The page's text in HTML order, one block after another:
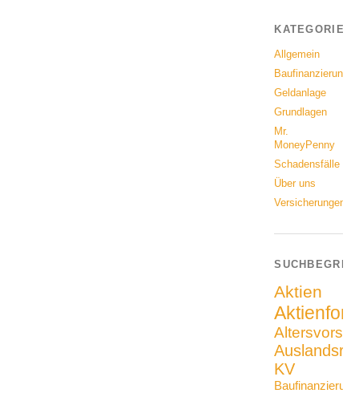
KATEGORIEN
Allgemein
Baufinanzierung
Geldanlage
Grundlagen
Mr.
MoneyPenny
Schadensfälle
Über uns
Versicherungen
Aktien
KV
Baufinanzierung